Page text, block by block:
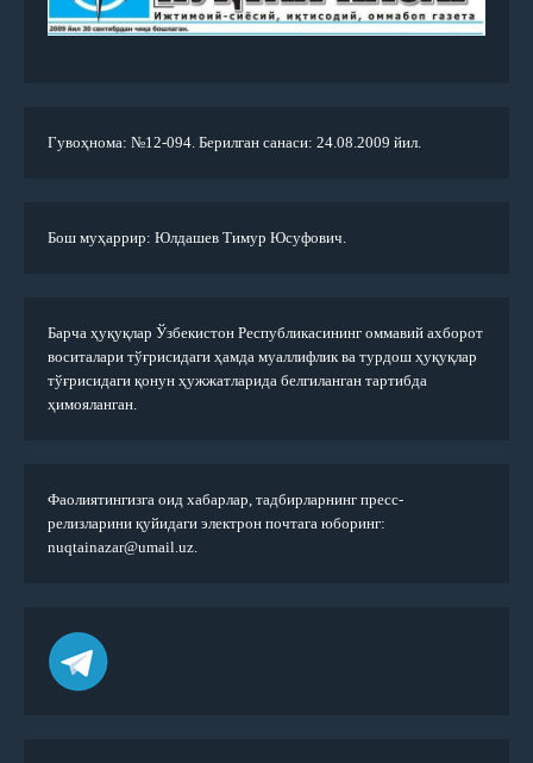
Гувоҳнома: №12-094. Берилган санаси: 24.08.2009 йил.
Бош муҳаррир: Юлдашев Тимур Юсуфович.
Барча ҳуқуқлар Ўзбекистон Республикасининг оммавий ахборот
воситалари тўғрисидаги ҳамда муаллифлик ва турдош ҳуқуқлар
тўғрисидаги қонун ҳужжатларида белгиланган тартибда
ҳимояланган.
Фаолиятингизга оид хабарлар, тадбирларнинг пресс-
релизларини қуйидаги электрон почтага юборинг:
nuqtainazar@umail.uz.